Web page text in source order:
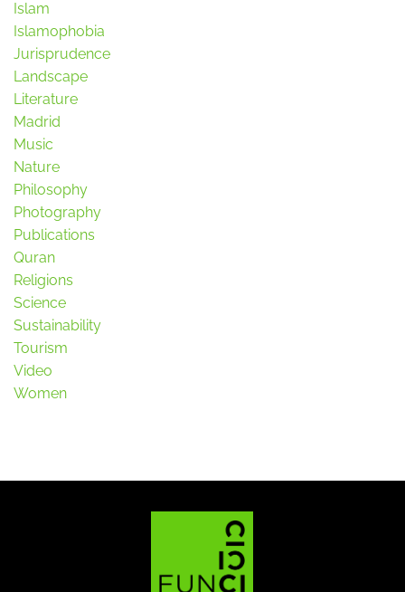
Islam
Islamophobia
Jurisprudence
Landscape
Literature
Madrid
Music
Nature
Philosophy
Photography
Publications
Quran
Religions
Science
Sustainability
Tourism
Video
Women